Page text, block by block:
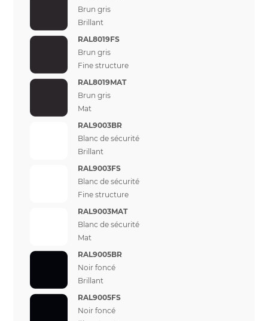
Brun gris
Brillant
RAL8019FS
Brun gris
Fine structure
RAL8019MAT
Brun gris
Mat
RAL9003BR
Blanc de sécurité
Brillant
RAL9003FS
Blanc de sécurité
Fine structure
RAL9003MAT
Blanc de sécurité
Mat
RAL9005BR
Noir foncé
Brillant
RAL9005FS
Noir foncé